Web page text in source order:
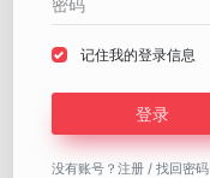
记住我的登录信息
登录
没有账号？ 注册 / 找回密码